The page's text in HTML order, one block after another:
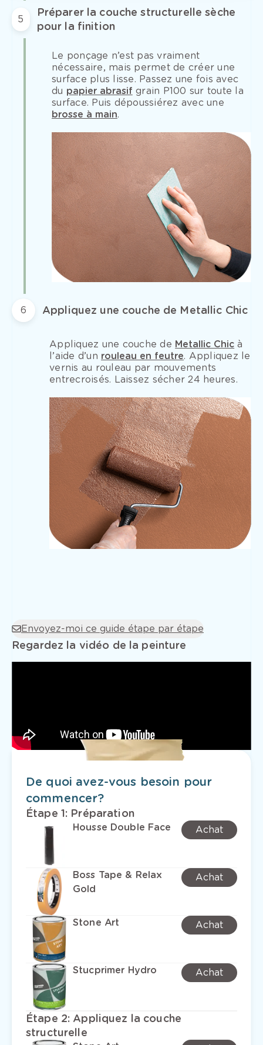
5
Préparer la couche structurelle sèche
pour la finition
Le ponçage n’est pas vraiment
nécessaire, mais permet de créer une
surface plus lisse. Passez une fois avec
du papier abrasif grain P100 sur toute la
surface. Puis dépoussiérez avec une
brosse à main.
6 Appliquez une couche de Metallic Chic
Appliquez une couche de Metallic Chic à
l’aide d’un rouleau en feutre. Appliquez le
vernis au rouleau par mouvements
entrecroisés. Laissez sécher 24 heures.
Envoyez-moi ce guide étape par étape
Regardez la vidéo de la peinture
De quoi avez-vous besoin pour
commencer?
Étape 1: Préparation
Housse Double Face Achat
Boss Tape & Relax
Gold
Achat
Stone Art Achat
Stucprimer Hydro Achat
Étape 2: Appliquez la couche
structurelle